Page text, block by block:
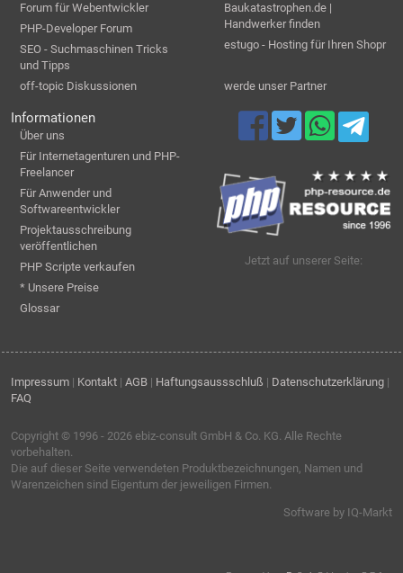
Forum für Webentwickler
PHP-Developer Forum
SEO - Suchmaschinen Tricks
und Tipps
off-topic Diskussionen
Baukatastrophen.de |
Handwerker finden
estugo - Hosting für Ihren Shopr
werde unser Partner
Informationen
Über uns
Für Internetagenturen und PHP-
Freelancer
Für Anwender und
Softwareentwickler
Projektausschreibung
veröffentlichen
PHP Scripte verkaufen
* Unsere Preise
Glossar
Jetzt auf unserer Seite:
Impressum | Kontakt | AGB | Haftungsaussschluß | Datenschutzerklärung |
FAQ
Copyright © 1996 - 2026 ebiz-consult GmbH & Co. KG. Alle Rechte
vorbehalten.
Die auf dieser Seite verwendeten Produktbezeichnungen, Namen und
Warenzeichen sind Eigentum der jeweiligen Firmen.
Software by IQ-Markt